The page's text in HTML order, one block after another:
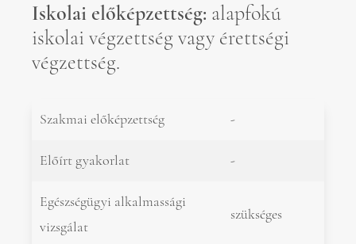
Iskolai előképzettség: alapfokú
iskolai végzettség vagy érettségi
végzettség.
Szakmai előképzettség -
Előírt gyakorlat -
Egészségügyi alkalmassági
vizsgálat
szükséges